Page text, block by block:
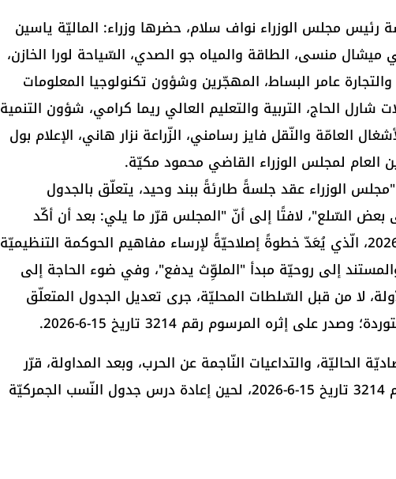
رئيس مجلس الوزراء ​نواف سلام​، حضرها وزراء: الماليّة ياسين
ميشال منسى، الطاقة والمياه جو الصدي، السّياحة لورا الخازن،
عامر البساط، المهجّرين وشؤون تكنولوجيا المعلومات
شارل الحاج، التربية والتعليم العالي ريما كرامي، شؤون التنمية
العامّة والنّقل فايز رسامني، الزّراعة نزار هاني، الإعلام بول
العام لمجلس الوزراء القاضي محمود مكيّة.
الوزراء عقد جلسةً طارئةً ببند وحيد، يتعلّق بالجدول
السّلع"، لافتًا إلى أنّ "المجلس قرّر ما يلي: بعد أن أكّد
ضرورة تطبيق القانون رقم 38 تاريخ 5-1-2026، الّذي يُعَدّ خطوةً إصلاحيّةً لإرساء مفاهيم الحوكمة التنظيميّة
والمستند إلى روحيّة مبدأ "الملوِّث يدفع"، وفي ضوء الحاجة إلى
لا من قبل السّلطات المحليّة، جرى تعديل الجدول المتعلّق
إثره المرسوم رقم 3214 تاريخ 15-6-2026.
الحاليّة، والتداعيات النّاجمة عن الحرب، وبعد المداولة، قرّر
مجلس الوزراء تعليق العمل بالمرسوم رقم 3214 تاريخ 15-6-2026، لحين إعادة درس جدول النّسب الجمركيّة